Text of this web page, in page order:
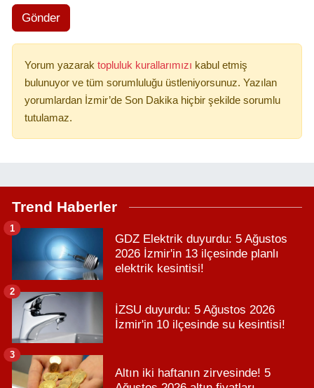
Gönder
Yorum yazarak topluluk kurallarımızı kabul etmiş
bulunuyor ve tüm sorumluluğu üstleniyorsunuz. Yazılan
yorumlardan İzmir’de Son Dakika hiçbir şekilde sorumlu
tutulamaz.
Trend Haberler
GDZ Elektrik duyurdu: 5 Ağustos
2026 İzmir'in 13 ilçesinde planlı
elektrik kesintisi!
1
İZSU duyurdu: 5 Ağustos 2026
İzmir'in 10 ilçesinde su kesintisi!
2
Altın iki haftanın zirvesinde! 5
3